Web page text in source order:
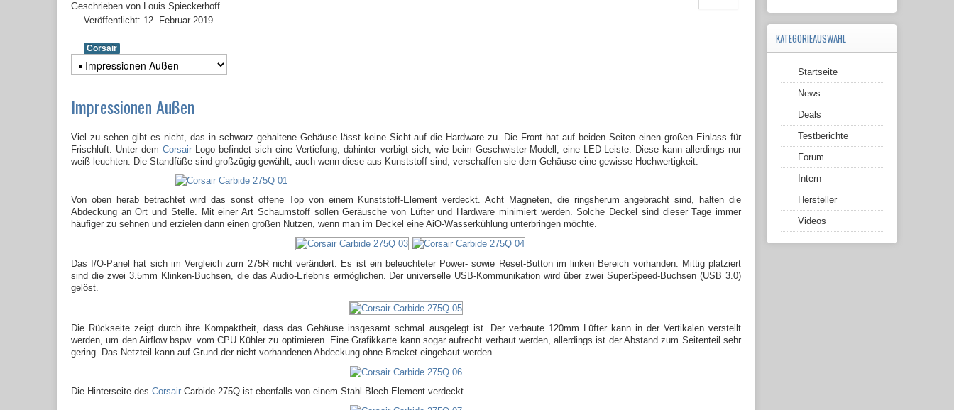
Geschrieben von Louis Spieckerhoff
Veröffentlicht: 12. Februar 2019
Corsair
Impressionen Außen
Viel zu sehen gibt es nicht, das in schwarz gehaltene Gehäuse lässt keine Sicht auf die Hardware zu. Die Front hat auf beiden Seiten einen großen Einlass für
Frischluft. Unter demCorsair Logo befindet sich eine Vertiefung, dahinter verbigt sich, wie beim Geschwister-Modell, eine LED-Leiste. Diese kann allerdings nur
weiß leuchten. Die Standfüße sind großzügig gewählt, auch wenn diese aus Kunststoff sind, verschaffen sie dem Gehäuse eine gewisse Hochwertigkeit.
Von oben herab betrachtet wird das sonst offene Top von einem Kunststoff-Element verdeckt. Acht Magneten, die ringsherum angebracht sind, halten die
Abdeckung an Ort und Stelle. Mit einer Art Schaumstoff sollen Geräusche von Lüfter und Hardware minimiert werden. Solche Deckel sind dieser Tage immer
häufiger zu sehnen und erzielen dann einen großen Nutzen, wenn man im Deckel eine AiO-Wasserkühlung unterbringen möchte.
Das I/O-Panel hat sich im Vergleich zum 275R nicht verändert. Es ist ein beleuchteter Power- sowie Reset-Button im linken Bereich vorhanden. Mittig platziert
sind die zwei 3.5mm Klinken-Buchsen, die das Audio-Erlebnis ermöglichen. Der universelle USB-Kommunikation wird über zwei SuperSpeed-Buchsen (USB 3.0)
gelöst.
Die Rückseite zeigt durch ihre Kompaktheit, dass das Gehäuse insgesamt schmal ausgelegt ist. Der verbaute 120mm Lüfter kann in der Vertikalen verstellt
werden, um den Airflow bspw. vom CPU Kühler zu optimieren. Eine Grafikkarte kann sogar aufrecht verbaut werden, allerdings ist der Abstand zum Seitenteil sehr
gering. Das Netzteil kann auf Grund der nicht vorhandenen Abdeckung ohne Bracket eingebaut werden.
Die Hinterseite des Corsair Carbide 275Q ist ebenfalls von einem Stahl-Blech-Element verdeckt.
KATEGORIEAUSWAHL
Startseite
News
Deals
Testberichte
Forum
Intern
Hersteller
Videos